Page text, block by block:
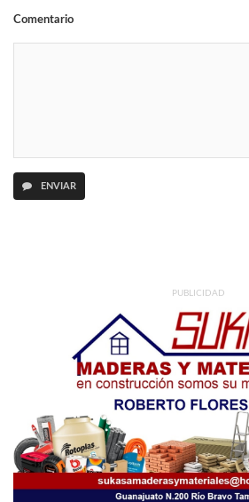
Comentario
ENVIAR
PUBLICIDAD